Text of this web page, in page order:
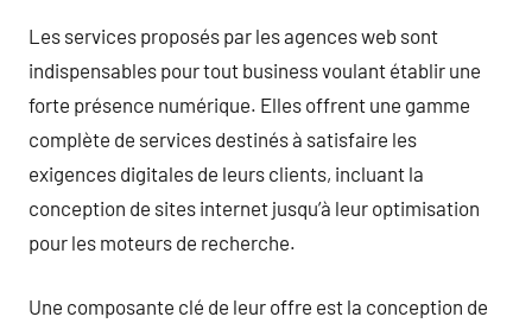
Les services proposés par les agences web sont
indispensables pour tout business voulant établir une
forte présence numérique. Elles offrent une gamme
complète de services destinés à satisfaire les
exigences digitales de leurs clients, incluant la
conception de sites internet jusqu’à leur optimisation
pour les moteurs de recherche.
Une composante clé de leur offre est la conception de